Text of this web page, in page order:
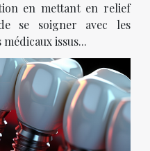
en mettant en relief
se soigner avec les
issus...